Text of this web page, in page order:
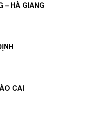
– HÀ GIANG
CAI